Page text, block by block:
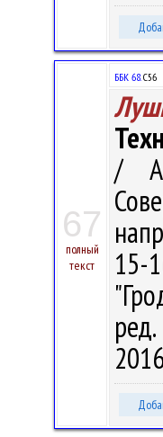
67
полный
текст
ББК 68.С56
/
15-